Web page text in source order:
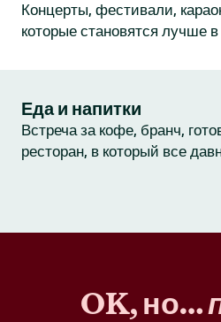
Концерты, фестивали,
которые становятся лучше
Еда и напитки
Встреча за кофе, бранч,
ресторан, в который все
OK, но…